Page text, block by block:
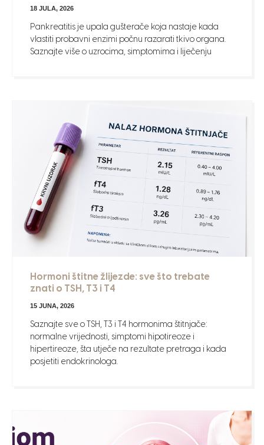
18 JULA, 2026
Pankreatitis je upala gušterače koja nastaje kada
vlastiti probavni enzimi počnu razarati tkivo organa.
Saznajte više o uzrocima, simptomima i liječenju
Hormoni štitne žlijezde: sve što trebate
znati o TSH, T3 i T4
15 JUNA, 2026
Saznajte sve o TSH, T3 i T4 hormonima štitnjače:
normalne vrijednosti, simptomi hipotireoze i
hipertireoze, šta utječe na rezultate pretraga i kada
posjetiti endokrinologa.